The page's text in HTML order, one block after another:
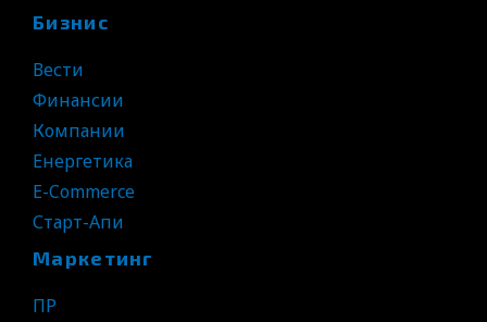
Бизнис
Вести
Финансии
Компании
Енергетика
E-Commerce
Старт-Апи
Маркетинг
ПР